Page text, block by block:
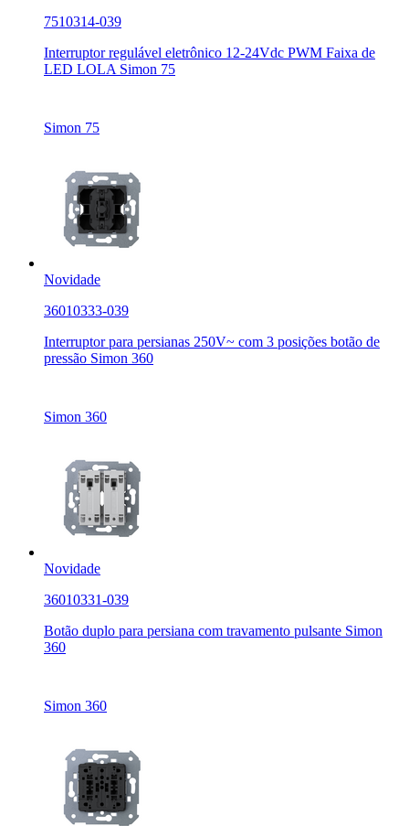
7510314-039
Interruptor regulável eletrônico 12-24Vdc PWM Faixa de
LED LOLA Simon 75
Simon 75
Novidade
36010333-039
Interruptor para persianas 250V~ com 3 posições botão de
pressão Simon 360
Simon 360
Novidade
36010331-039
Botão duplo para persiana com travamento pulsante Simon
360
Simon 360